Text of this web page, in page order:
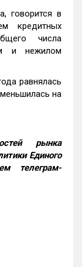
говорится в
кредитных
числа
и нежилом
равнялась
на
рынка
Единого
телеграм-